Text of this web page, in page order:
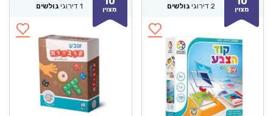
מצוין 2 דירוגי גולשים מצוין 1 דירוגי גולשים